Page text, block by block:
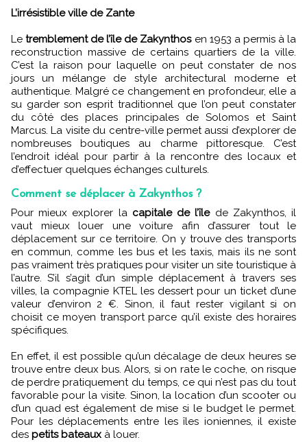
L’irrésistible ville de Zante
Letremblement de l’île de Zakynthosen 1953 a permis à la
reconstruction massive de certains quartiers de la ville.
C’est la raison pour laquelle on peut constater de nos
jours un mélange de style architectural moderne et
authentique. Malgré ce changement en profondeur, elle a
su garder son esprit traditionnel que l’on peut constater
du côté des places principales de Solomos et Saint
Marcus. La visite du centre-ville permet aussi d’explorer de
nombreuses boutiques au charme pittoresque. C’est
l’endroit idéal pour partir à la rencontre des locaux et
d’effectuer quelques échanges culturels.
Comment se déplacer à Zakynthos ?
Pour mieux explorer la capitale de l’îlede Zakynthos, il
vaut mieux louer une voiture afin d’assurer tout le
déplacement sur ce territoire. On y trouve des transports
en commun, comme les bus et les taxis, mais ils ne sont
pas vraiment très pratiques pour visiter un site touristique à
l’autre. S’il s’agit d’un simple déplacement à travers ses
villes, la compagnie KTEL les dessert pour un ticket d’une
valeur d’environ 2 €. Sinon, il faut rester vigilant si on
choisit ce moyen transport parce qu’il existe des horaires
spécifiques.
En effet, il est possible qu’un décalage de deux heures se
trouve entre deux bus. Alors, si on rate le coche, on risque
de perdre pratiquement du temps, ce qui n’est pas du tout
favorable pour la visite. Sinon, la location d’un scooter ou
d’un quad est également de mise si le budget le permet.
Pour les déplacements entre les îles ioniennes, il existe
des petits bateaux à louer.